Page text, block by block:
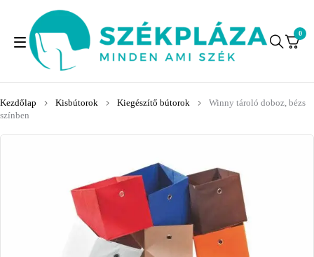
0
Kezdőlap Kisbútorok Kiegészítő bútorok
Winny tároló doboz, bézs
színben